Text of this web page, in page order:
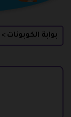
بوابة الكوبونات >